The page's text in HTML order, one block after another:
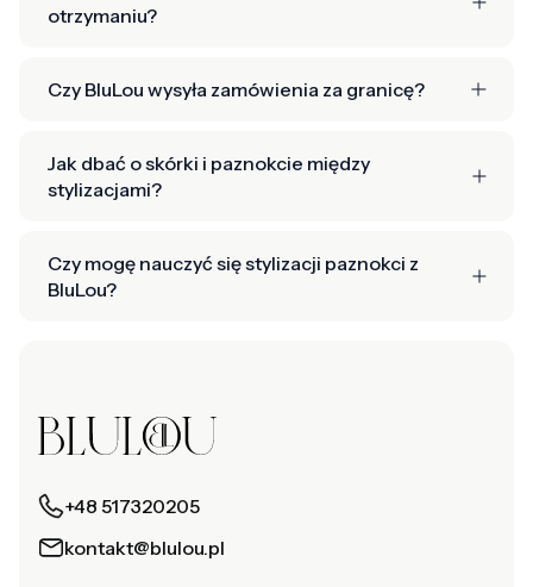
otrzymaniu?
Czy BluLou wysyła zamówienia za granicę?
Jak dbać o skórki i paznokcie między
stylizacjami?
Czy mogę nauczyć się stylizacji paznokci z
BluLou?
+48 517320205
kontakt@blulou.pl